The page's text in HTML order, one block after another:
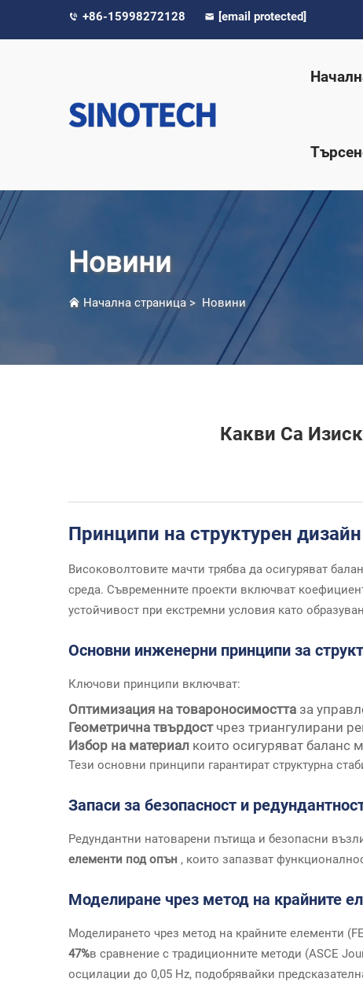
+86-15998272128 [email protected]
Новини
Начална страница > Новини
Какви Са
Принципи на структурен
Високоволтовите мачти трябва да осигуряват
среда. Съвременните проекти включват
устойчивост при екстремни условия като
Основни инженерни принципи за
Ключови принципи включват:
Оптимизация на товароносимостта за
Геометрична твърдост чрез триангулирани
Избор на материал които осигуряват баланс
Тези основни принципи гарантират структурна
Запаси за безопасност и
Редундантни натоварени пътища и безопасни
елементи под опън , които запазват
Моделиране чрез метод на крайните
Моделирането чрез метод на крайните елементи
47%в сравнение с традиционните методи (ASCE
осцилации до 0,05 Hz, подобрявайки